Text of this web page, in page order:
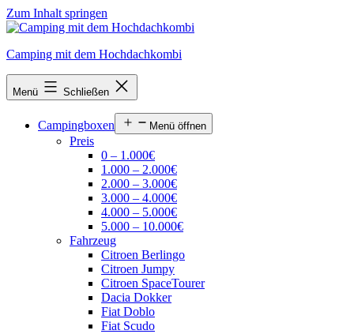
Zum Inhalt springen
Camping mit dem Hochdachkombi
Menü Schließen
Campingboxen Menü öffnen
Preis
0 – 1.000€
1.000 – 2.000€
2.000 – 3.000€
3.000 – 4.000€
4.000 – 5.000€
5.000 – 10.000€
Fahrzeug
Citroen Berlingo
Citroen Jumpy
Citroen SpaceTourer
Dacia Dokker
Fiat Doblo
Fiat Scudo